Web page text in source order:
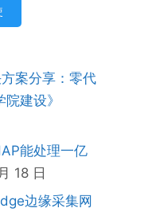
案分享：零代
建设》
能处理一亿
18 日
边缘采集网